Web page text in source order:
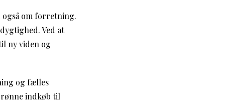
om forretning.
Ved at
ny viden og
og fælles
indkøb til